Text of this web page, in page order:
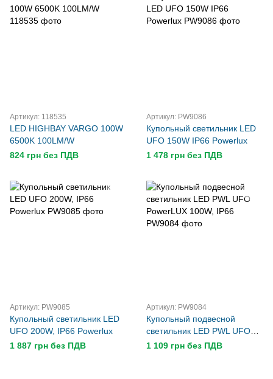
Артикул: 118535
LED HIGHBAY VARGO 100W
6500K 100LM/W
824 грн без ПДВ
Артикул: PW9086
Купольный светильник LED
UFO 150W IP66 Powerlux
1 478 грн без ПДВ
Артикул: PW9085
Купольный светильник LED
UFO 200W, IP66 Powerlux
1 887 грн без ПДВ
Артикул: PW9084
Купольный подвесной
светильник LED PWL UFO
PowerLUX 100W, IP66
1 109 грн без ПДВ